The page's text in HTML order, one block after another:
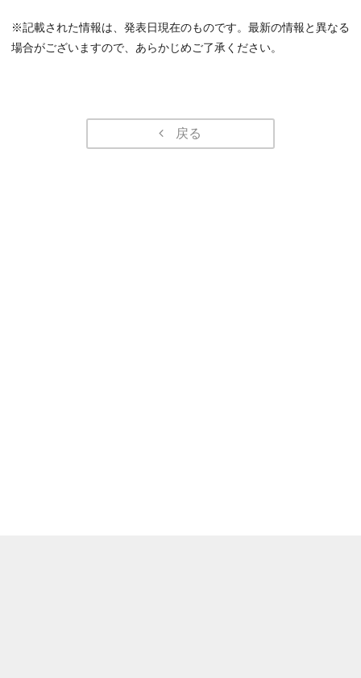
※記載された情報は、発表日現在のものです。最新の情報と異なる
場合がございますので、あらかじめご了承ください。
戻る